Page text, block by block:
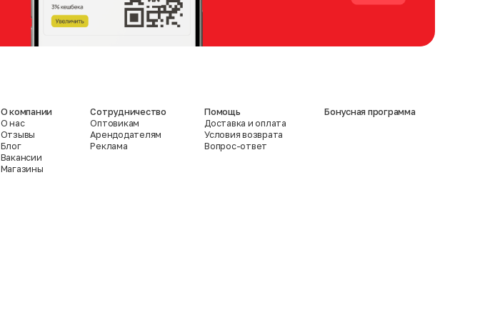
О компании
О нас
Отзывы
Блог
Вакансии
Магазины
Сотрудничество
Оптовикам
Арендодателям
Реклама
Помощь
Доставка и оплата
Условия возврата
Вопрос-ответ
Бонусная программа